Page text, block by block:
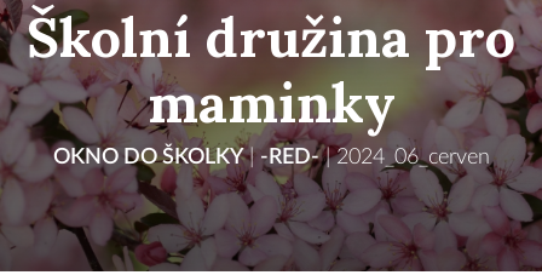
Školní družina pro
maminky
OKNO DO ŠKOLKY| -RED-|2024_06_cerven